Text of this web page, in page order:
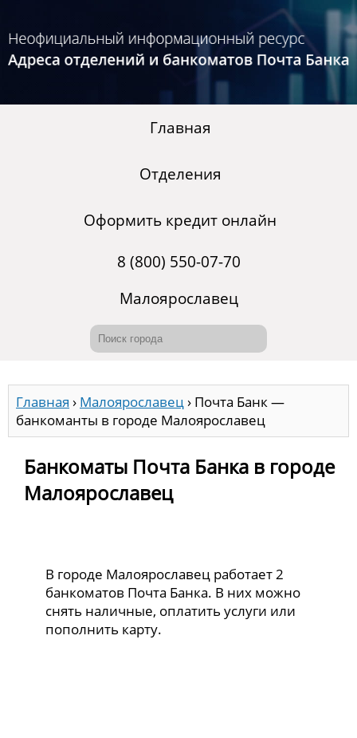
Главная
Отделения
Оформить кредит онлайн
8 (800) 550-07-70
Малоярославец
Главная › Малоярославец› Почта Банк —
банкоманты в городе Малоярославец
Банкоматы Почта Банка в городе
Малоярославец
В городе Малоярославец работает 2
банкоматов Почта Банка. В них можно
снять наличные, оплатить услуги или
пополнить карту.